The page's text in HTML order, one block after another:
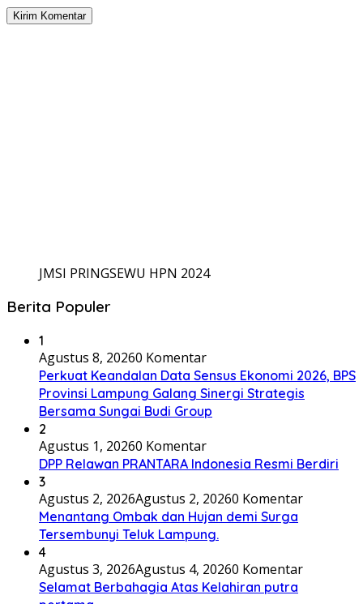
JMSI PRINGSEWU HPN 2024
Berita Populer
1
Agustus 8, 20260 Komentar
Perkuat Keandalan Data Sensus Ekonomi 2026, BPS
Provinsi Lampung Galang Sinergi Strategis
Bersama Sungai Budi Group
2
Agustus 1, 20260 Komentar
DPP Relawan PRANTARA Indonesia Resmi Berdiri
3
Agustus 2, 2026Agustus 2, 20260 Komentar
Menantang Ombak dan Hujan demi Surga
Tersembunyi Teluk Lampung.
4
Agustus 3, 2026Agustus 4, 20260 Komentar
Selamat Berbahagia Atas Kelahiran putra